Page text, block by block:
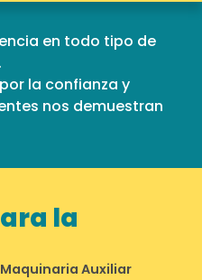
en todo tipo de
la confianza y
nos demuestran
la
Maquinaria Auxiliar